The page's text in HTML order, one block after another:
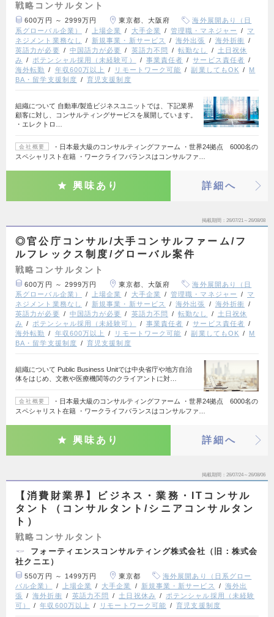
戦略コンサルタント
600万円 ～ 2999万円 東京都、大阪府
海外展開あり（日
系グローバル企業）
上場企業 大手企業 管理職・マネジャー
マ
ネジメント業務なし
新規事業・新サービス 海外出張
海外折衝
英語力が必要
中国語力が必要 英語力不問 転勤なし
土日祝休
み
ポテンシャル採用（未経験可） 事業責任者
サービス責任者
海外転勤
年収600万以上 リモートワーク可能 副業してもOK
M
BA・留学支援制度
育児支援制度
組織について 自動車/製造ビジネスユニットでは、下記業界
顧客に対し、コンサルティングサービスを展開しています。
・エレクトロ…
会社概要
・日本最大級のコンサルティングファーム ・世界24拠点 6000名の
スペシャリスト在籍 ・ワークライフバランスはコンサルファ…
興味あり 詳細へ
掲載期間 26/07/21～26/08/08
◎官公庁コンサル/大手コンサルファーム/フ
ルフレックス制度/グローバル案件
戦略コンサルタント
600万円 ～ 2999万円 東京都、大阪府
海外展開あり（日
系グローバル企業）
上場企業 大手企業 管理職・マネジャー
マ
ネジメント業務なし
新規事業・新サービス 海外出張
海外折衝
英語力が必要
中国語力が必要 英語力不問 転勤なし
土日祝休
み
ポテンシャル採用（未経験可） 事業責任者
サービス責任者
海外転勤
年収600万以上 リモートワーク可能 副業してもOK
M
BA・留学支援制度
育児支援制度
組織について Public Business Unitでは中央省庁や地方自治
体をはじめ、文教や医療機関等のクライアントに対…
会社概要
・日本最大級のコンサルティングファーム ・世界24拠点 6000名の
スペシャリスト在籍 ・ワークライフバランスはコンサルファ…
興味あり 詳細へ
掲載期間 26/07/24～26/08/06
【消費財業界】ビジネス・業務・ITコンサル
タント（コンサルタント/シニアコンサルタン
ト）
戦略コンサルタント
フォーティエンスコンサルティング株式会社（旧：株式会
社クニエ）
550万円 ～ 1499万円 東京都
海外展開あり（日系グロー
バル企業）
上場企業 大手企業 新規事業・新サービス
海外出
張
海外折衝 英語力不問 土日祝休み
ポテンシャル採用（未経験
可）
年収600万以上 リモートワーク可能 育児支援制度